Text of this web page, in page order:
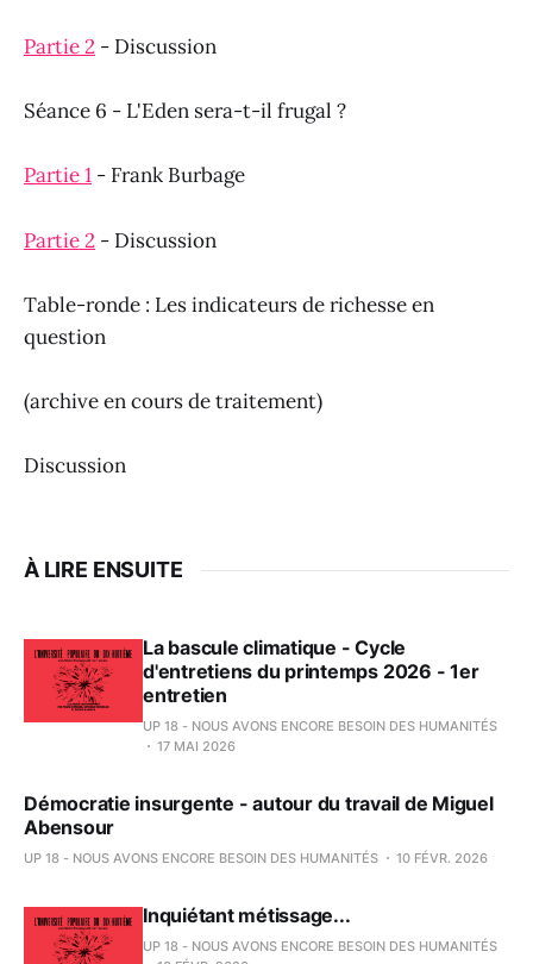
Partie 2 - Discussion
Séance 6 - L'Eden sera-t-il frugal ?
Partie 1 - Frank Burbage
Partie 2 - Discussion
Table-ronde : Les indicateurs de richesse en
question
(archive en cours de traitement)
Discussion
À LIRE ENSUITE
La bascule climatique - Cycle
d'entretiens du printemps 2026 - 1er
entretien
UP 18 - NOUS AVONS ENCORE BESOIN DES HUMANITÉS
17 MAI 2026
Démocratie insurgente - autour du travail de Miguel
Abensour
UP 18 - NOUS AVONS ENCORE BESOIN DES HUMANITÉS 10 FÉVR. 2026
Inquiétant métissage...
UP 18 - NOUS AVONS ENCORE BESOIN DES HUMANITÉS